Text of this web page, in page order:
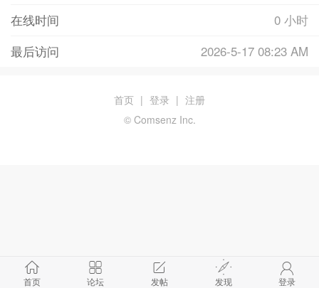
在线时间
0 小时
最后访问
2026-5-17 08:23 AM
首页 论坛 发帖 发现 登录
首页 | 登录 | 注册
© Comsenz Inc.